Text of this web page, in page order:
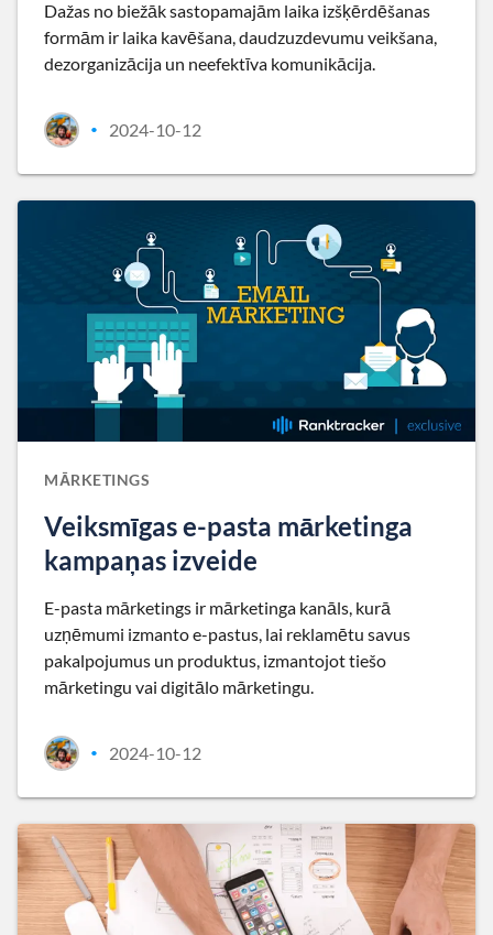
Dažas no biežāk sastopamajām laika izšķērdēšanas
formām ir laika kavēšana, daudzuzdevumu veikšana,
dezorganizācija un neefektīva komunikācija.
• 2024-10-12
MĀRKETINGS
Veiksmīgas e-pasta mārketinga
kampaņas izveide
E-pasta mārketings ir mārketinga kanāls, kurā
uzņēmumi izmanto e-pastus, lai reklamētu savus
pakalpojumus un produktus, izmantojot tiešo
mārketingu vai digitālo mārketingu.
• 2024-10-12